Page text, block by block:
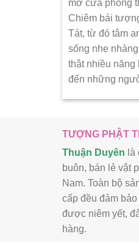
mở cửa phòng
Chiêm bái
Tát, từ đó tâm
sống nhẹ
thật nhiều
đến những
TƯỢNG PHẬT
Thuận Duyên
buôn, bán lẻ vật
Nam. Toàn bộ
cấp đều đảm
được niêm yết,
hàng.